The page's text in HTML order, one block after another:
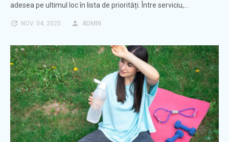
adesea pe ultimul loc în lista de priorități. Între serviciu,…
NOV. 04, 2025 ADMIN